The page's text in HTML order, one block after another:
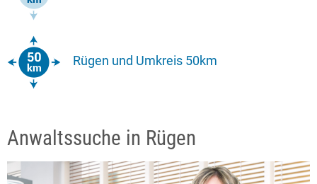
Rügen und Umkreis 50km
Anwaltssuche in Rügen